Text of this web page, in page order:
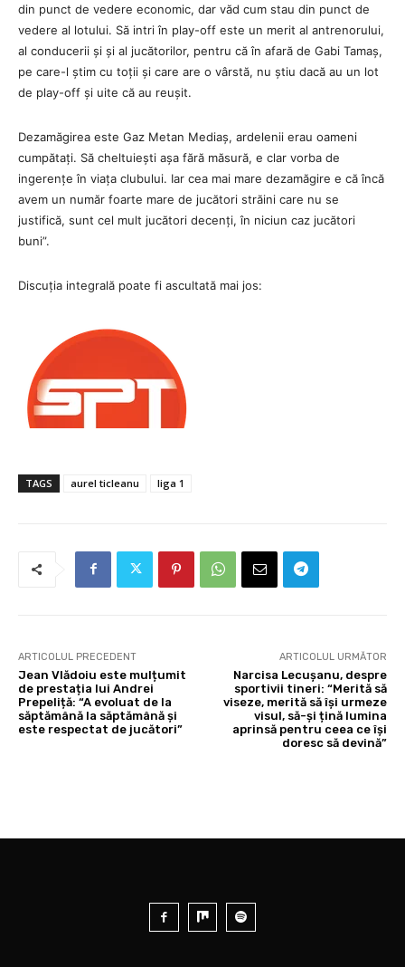
din punct de vedere economic, dar văd cum stau din punct de
vedere al lotului. Să intri în play-off este un merit al antrenorului,
al conducerii și și al jucătorilor, pentru că în afară de Gabi Tamaș,
pe care-l știm cu toții și care are o vârstă, nu știu dacă au un lot
de play-off și uite că au reușit.
Dezamăgirea este Gaz Metan Mediaș, ardelenii erau oameni
cumpătați. Să cheltuiești așa fără măsură, e clar vorba de
ingerențe în viața clubului. Iar cea mai mare dezamăgire e că încă
avem un număr foarte mare de jucători străini care nu se
justifică, sunt cel mult jucători decenți, în niciun caz jucători
buni”.
Discuția integrală poate fi ascultată mai jos:
TAGS aurel ticleanu liga 1
ARTICOLUL PRECEDENT
Jean Vlădoiu este mulțumit
de prestația lui Andrei
Prepeliță: “A evoluat de la
săptămână la săptămână și
este respectat de jucători”
ARTICOLUL URMĂTOR
Narcisa Lecușanu, despre
sportivii tineri: “Merită să
viseze, merită să își urmeze
visul, să-și țină lumina
aprinsă pentru ceea ce își
doresc să devină”